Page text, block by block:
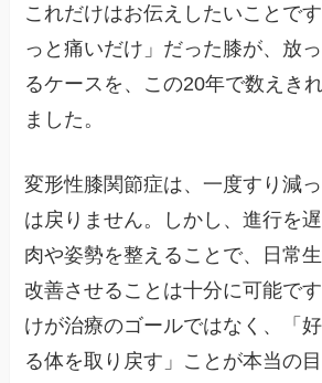
これだけはお伝えしたいことで
っと痛いだけ」だった膝が、放
るケースを、この20年で数えき
ました。
変形性膝関節症は、一度すり減
は戻りません。しかし、進行を
肉や姿勢を整えることで、日常
改善させることは十分に可能で
けが治療のゴールではなく、「
る体を取り戻す」ことが本当の